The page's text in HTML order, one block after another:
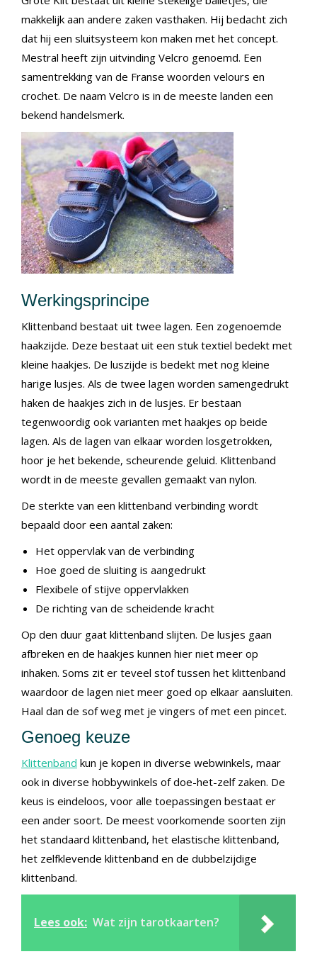
makkelijk aan andere zaken vasthaken. Hij bedacht zich
dat hij een sluitsysteem kon maken met het concept.
Mestral heeft zijn uitvinding Velcro genoemd. Een
samentrekking van de Franse woorden velours en
crochet. De naam Velcro is in de meeste landen een
bekend handelsmerk.
Werkingsprincipe
Klittenband bestaat uit twee lagen. Een zogenoemde
haakzijde. Deze bestaat uit een stuk textiel bedekt met
kleine haakjes. De luszijde is bedekt met nog kleine
harige lusjes. Als de twee lagen worden samengedrukt
haken de haakjes zich in de lusjes. Er bestaan
tegenwoordig ook varianten met haakjes op beide
lagen. Als de lagen van elkaar worden losgetrokken,
hoor je het bekende, scheurende geluid. Klittenband
wordt in de meeste gevallen gemaakt van nylon.
De sterkte van een klittenband verbinding wordt
bepaald door een aantal zaken:
Het oppervlak van de verbinding
Hoe goed de sluiting is aangedrukt
Flexibele of stijve oppervlakken
De richting van de scheidende kracht
Op den duur gaat klittenband slijten. De lusjes gaan
afbreken en de haakjes kunnen hier niet meer op
inhaken. Soms zit er teveel stof tussen het klittenband
waardoor de lagen niet meer goed op elkaar aansluiten.
Haal dan de sof weg met je vingers of met een pincet.
Genoeg keuze
Klittenband kun je kopen in diverse webwinkels, maar
ook in diverse hobbywinkels of doe-het-zelf zaken. De
keus is eindeloos, voor alle toepassingen bestaat er
een ander soort. De meest voorkomende soorten zijn
het standaard klittenband, het elastische klittenband,
het zelfklevende klittenband en de dubbelzijdige
klittenband.
Lees ook: Wat zijn tarotkaarten?